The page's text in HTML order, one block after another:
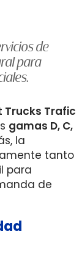
de
para
Trucks Trafic
gamas D, C,
la
tanto
para
de